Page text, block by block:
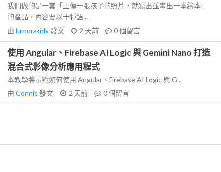
我們做的是一套「上傳一張孩子的照片，就寫出並畫出一本繪本」
的產品，內容要以十種語...
由 lumorakids 發文 2 天前 0個留言
使用 Angular、Firebase AI Logic 與 Gemini Nano 打造
混合式影像分析應用程式
本教學將示範如何使用 Angular、Firebase AI Logic 與 G...
由 Connie發文 2 天前 0個留言